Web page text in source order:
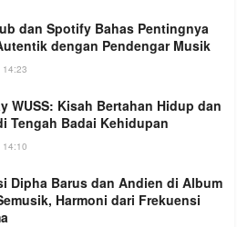
dan Spotify Bahas Pentingnya
dengan Pendengar Musik
14:23
WUSS: Kisah Bertahan Hidup dan
Tengah Badai Kehidupan
14:10
Dipha Barus dan Andien di Album
Harmoni dari Frekuensi